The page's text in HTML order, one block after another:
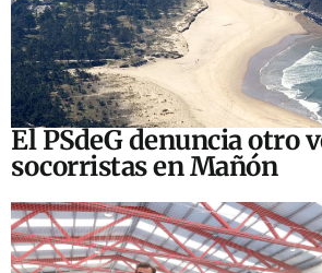
El PSdeG denuncia otro
socorristas en Mañón